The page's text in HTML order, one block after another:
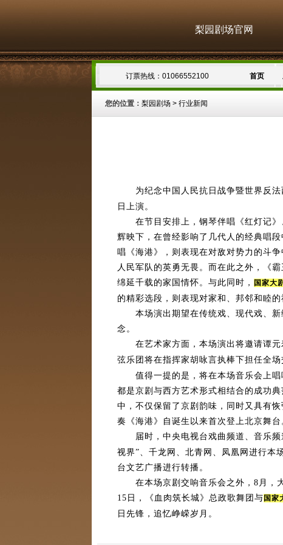
梨园剧场官网
订票热线：01066552100 首页
您的位置： 梨园剧场> 行业新闻
为纪念中国人民抗日战争暨世界反法
日上演。
在节目安排上，钢琴伴唱《红灯记》
辉映下，在曾经影响了几代人的经典唱
唱《海港》，则表现在对敌对势力的斗
人民军队的英勇无畏。而在此之外，《
绵延千载的家国情怀。与此同时，
国家大
的精彩选段，则表现对家和、邦邻和睦的
本场演出期望在传统戏、现代戏、新
念。
在艺术家方面，本场演出将邀请谭元
弦乐团将在指挥家胡咏言执棒下担任全场
值得一提的是，将在本场音乐会上唱
都是京剧与西方艺术形式相结合的成功
中，不仅保留了京剧韵味，同时又具有
奏《海港》自诞生以来首次登上北京舞台
届时，中央电视台戏曲频道、音乐频
视界”、千龙网、北青网、凤凰网进行本
台文艺广播进行转播。
在本场京剧交响音乐会之外，8月，大
15日，《血肉筑长城》总政歌舞团与 国家
日先锋，追忆峥嵘岁月。